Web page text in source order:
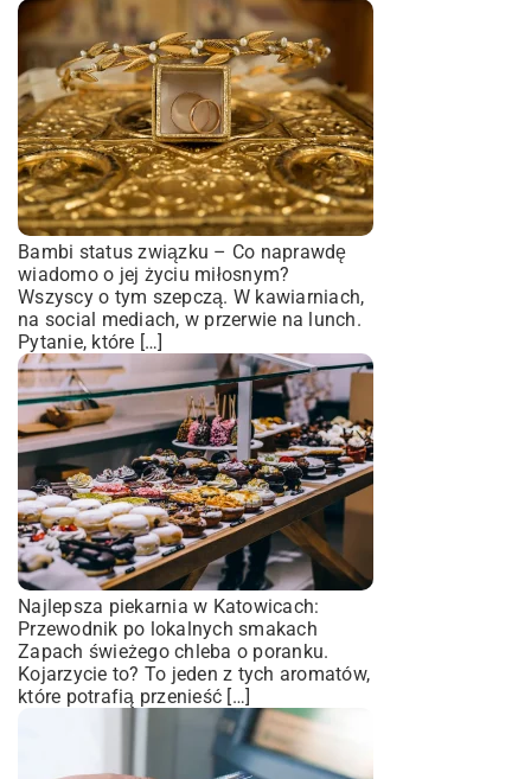
Bambi status związku – Co naprawdę
wiadomo o jej życiu miłosnym?
Wszyscy o tym szepczą. W kawiarniach,
na social mediach, w przerwie na lunch.
Pytanie, które […]
Najlepsza piekarnia w Katowicach:
Przewodnik po lokalnych smakach
Zapach świeżego chleba o poranku.
Kojarzycie to? To jeden z tych aromatów,
które potrafią przenieść […]